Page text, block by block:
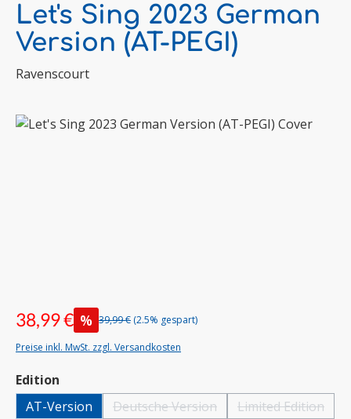
Let's Sing 2023 German
Version (AT-PEGI)
Ravenscourt
Bildergalerie überspringen
38,99 € % 39,99 € (2.5% gespart)
Preise inkl. MwSt. zzgl. Versandkosten
Edition
AT-Version
Deutsche Version(Diese Option ist zurzeit nicht verfügbar.)
Limited Edition
(Diese Option